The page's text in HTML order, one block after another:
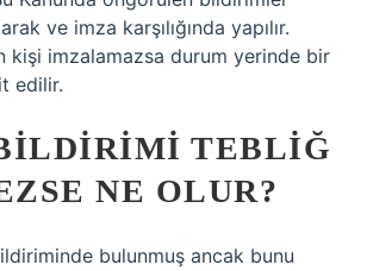
ve imza karşılığında yapılır.
kişi imzalamazsa durum yerinde bir
edilir.
TEBLIĞ
NE OLUR?
bulunmuş ancak bunu